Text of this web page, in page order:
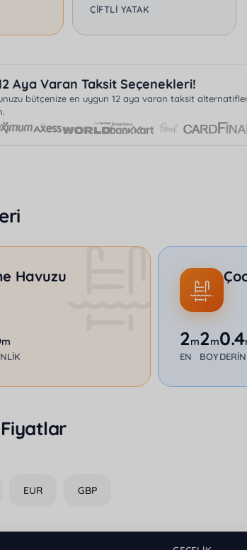
ÇIFTLI YATAK
Aya Varan Taksit Seçenekleri!
bütçenize en uygun 12 aya varan taksit
Havuzu
m 2m
EN
2m
BOY
0.4
EUR GBP